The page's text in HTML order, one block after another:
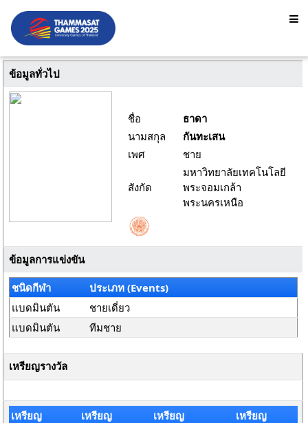
ข้อมูลทั่วไป
ชื่อ
ธาดา
นามสกุล
กันทะเสน
เพศ
ชาย
สังกัด
มหาวิทยาลัยเทคโนโลยี
พระจอมเกล้า
พระนครเหนือ
ข้อมูลการแข่งขัน
ชนิดกีฬา
ประเภท (Events)
แบดมินตัน
ชายเดี่ยว
แบดมินตัน
ทีมชาย
เหรียญรางวัล
เหรียญ
เหรียญ
เหรียญ
เหรียญ